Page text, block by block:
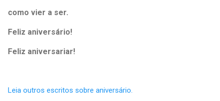
como vier a ser.
Feliz aniversário!
Feliz aniversariar!
Leia outros escritos sobre aniversário.